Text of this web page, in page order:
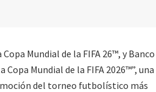
Mundial de la FIFA 26™, y Banco
Mundial de la FIFA 2026™”, una
del torneo futbolístico más